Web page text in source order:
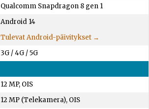
Qualcomm Snapdragon 8 gen 1
Android 14
Tulevat Android-päivitykset →
3G / 4G / 5G
12 MP, OIS
12 MP (Telekamera), OIS